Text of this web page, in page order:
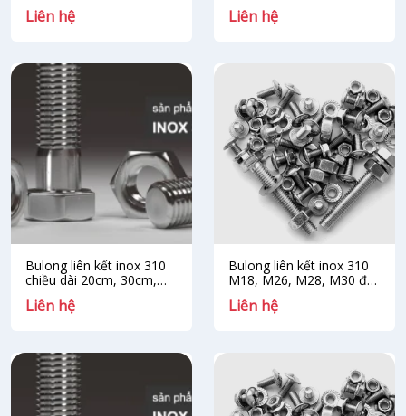
Liên hệ Liên hệ
Bulong liên kết inox 310
chiều dài 20cm, 30cm,
Liên hệ
Bulong liên kết inox 310
M18, M26, M28, M30 đủ
Liên hệ